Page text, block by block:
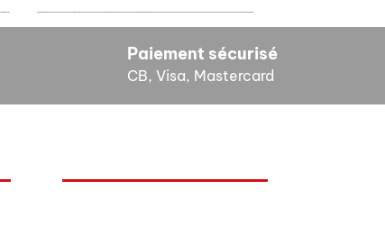
Paiement sécurisé
CB, Visa, Mastercard